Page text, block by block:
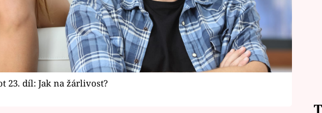
23. díl: Jak na žárlivost?